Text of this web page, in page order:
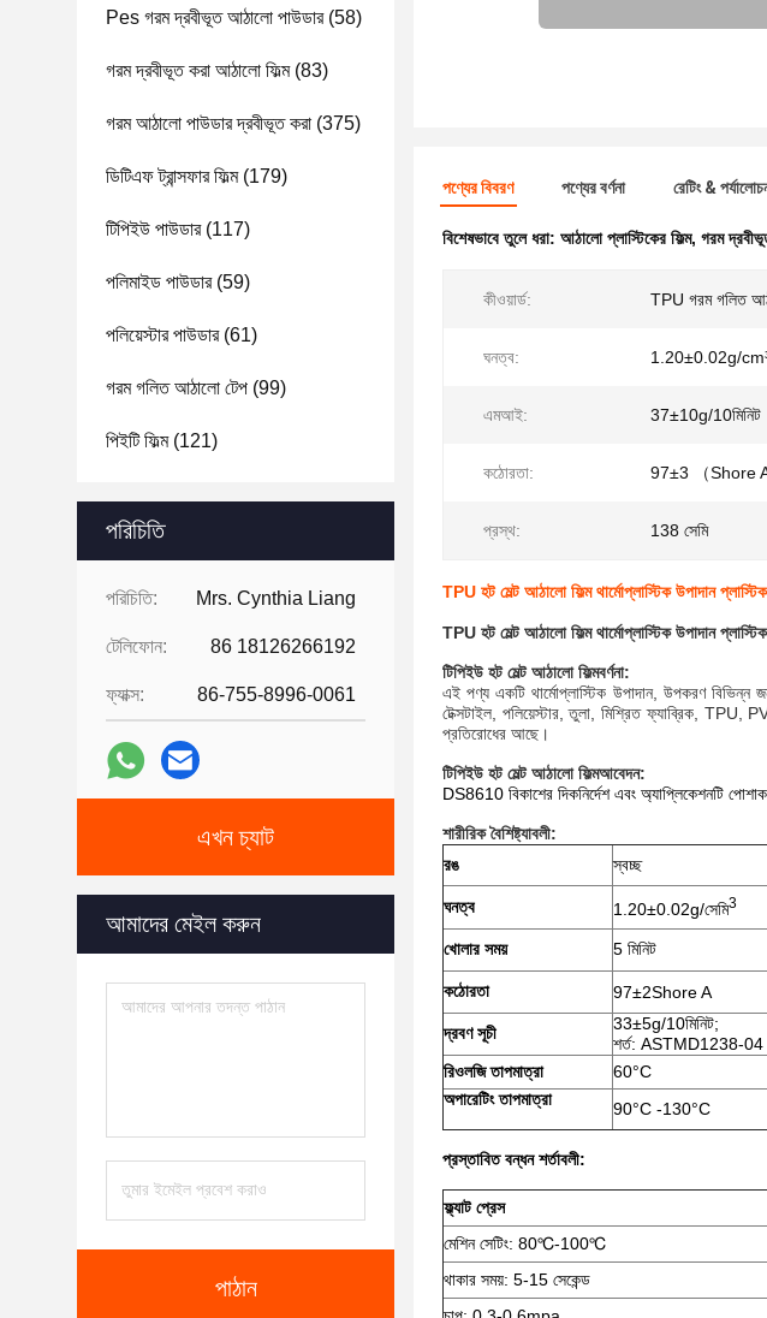
Pes গরম দ্রবীভূত আঠালো পাউডার(58)
গরম দ্রবীভূত করা আঠালো ফিল্ম(83)
গরম আঠালো পাউডার দ্রবীভূত করা (375)
ডিটিএফ ট্রান্সফার ফিল্ম(179)
টিপিইউ পাউডার(117)
পলিমাইড পাউডার(59)
পলিয়েস্টার পাউডার(61)
গরম গলিত আঠালো টেপ (99)
পিইটি ফিল্ম(121)
পরিচিতি
পরিচিতি: Mrs. Cynthia Liang
টেলিফোন: 86 18126266192
ফ্যাক্স: 86-755-8996-0061
এখন চ্যাট
আমাদের মেইল ​​করুন
পাঠান
পণ্যের বিবরণ পণ্যের বর্ণনা রেটিং &
বিশেষভাবে তুলে ধরা: আঠালো প্লাস্টিকের ফিল্ম, গরম
কীওয়ার্ড: TPU গরম গলিত
ঘনত্ব: 1.20±0.02g/
এমআই: 37±10g/
কঠোরতা: 97±3 （Shore A
প্রস্থ: 138 সেমি
TPU হট মেল্ট আঠালো ফিল্ম থার্মোপ্লাস্টিক উপাদান
TPU হট মেল্ট আঠালো ফিল্ম থার্মোপ্লাস্টিক উপাদান
টিপিইউ হট মেল্ট আঠালো ফিল্মবর্ণনা:
এই পণ্য একটি থার্মোপ্লাস্টিক উপাদান, উপকরণ
টেক্সটাইল, পলিয়েস্টার, তুলা, মিশ্রিত ফ্যাব্রিক,
প্রতিরোধের আছে।
টিপিইউ হট মেল্ট আঠালো ফিল্মআবেদন:
DS8610 বিকাশের দিকনির্দেশ এবং অ্যাপ্লিকেশনটি
শারীরিক বৈশিষ্ট্যাবলী:
রঙ
স্বচ্ছ
ঘনত্ব 1.20±0.02g/সেমি3
খোলার সময় 5 মিনিট
কঠোরতা 97±2Shore A
দ্রবণ সূচী
33±5g/10মিনিট;
শর্ত: ASTMD1238-04
রিওলজি তাপমাত্রা
60°C
অপারেটিং তাপমাত্রা
90°C -130°C
প্রস্তাবিত বন্ধন শর্তাবলী:
ফ্ল্যাট প্রেস
মেশিন সেটিং: 80℃-100℃
থাকার সময়: 5-15 সেকেন্ড